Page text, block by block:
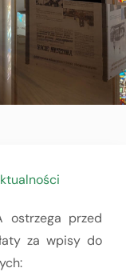
ostrzega przed
za wpisy do